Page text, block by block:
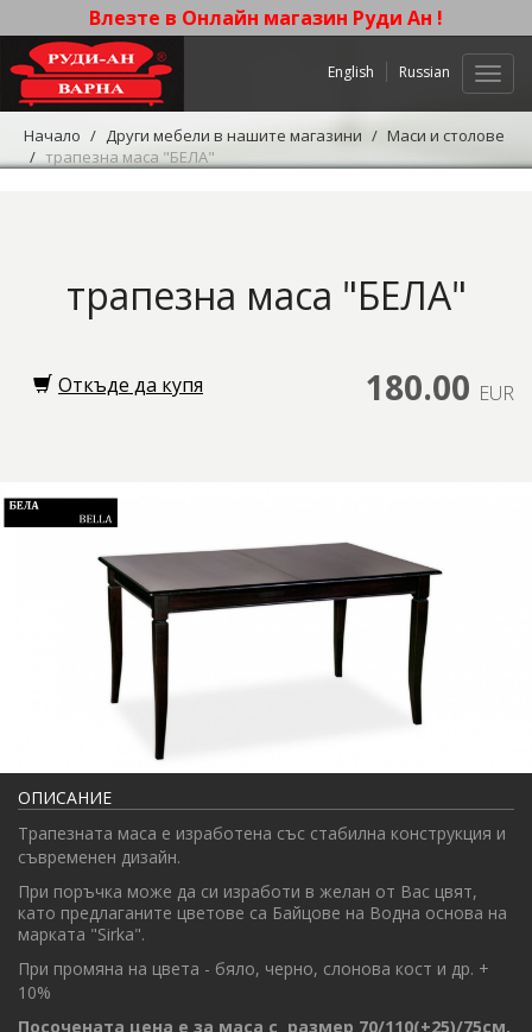
Влезте в Онлайн магазин Руди Ан !
English Russian
Начало Други мебели в нашите магазини
Маси и столове
трапезна маса "БЕЛА"
трапезна маса "БЕЛА"
180.00 EUR
Откъде да купя
ОПИСАНИЕ
Трапезната маса е изработена със стабилна конструкция и
съвременен дизайн.
При поръчка може да си изработи в желан от Вас цвят,
като предлаганите цветове са Байцове на Водна основа на
марката "Sirka".
При промяна на цвета - бяло, черно, слонова кост и др. +
10%
Посочената цена е за маса с размер 70/110(+25)/75см.